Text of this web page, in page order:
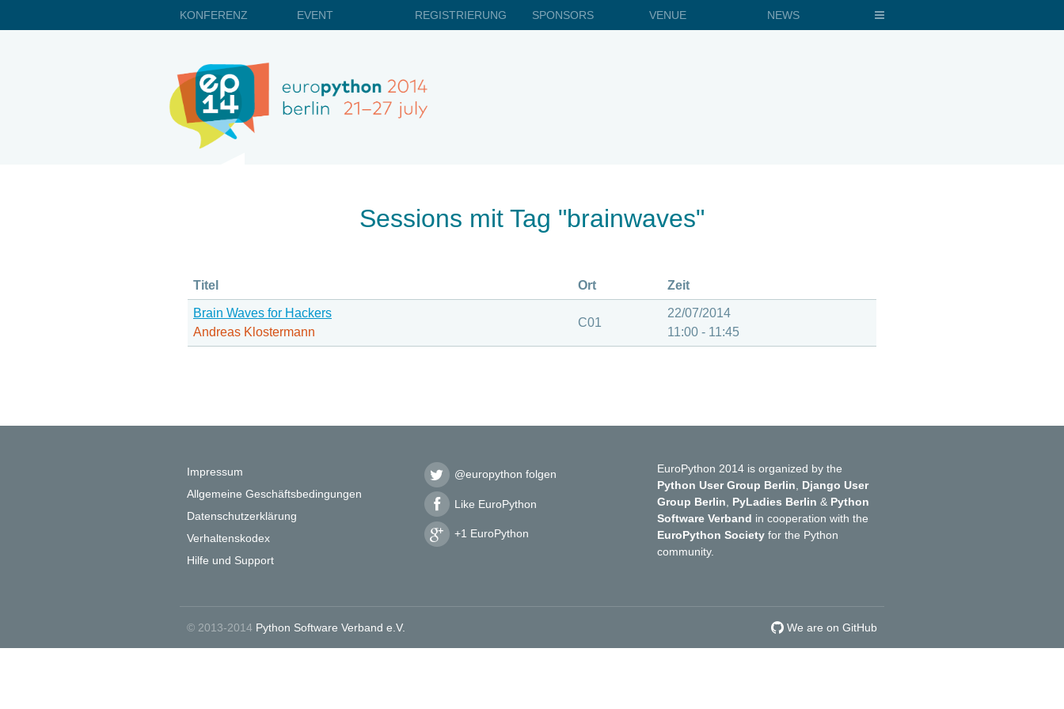
KONFERENZ EVENT REGISTRIERUNG SPONSORS VENUE NEWS
Sessions mit Tag "brainwaves"
Titel Ort Zeit
Brain Waves for Hackers
Andreas Klostermann
C01
22/07/2014
11:00 - 11:45
Impressum
Allgemeine Geschäftsbedingungen
Datenschutzerklärung
Verhaltenskodex
Hilfe und Support
@europython folgen
Like EuroPython
+1 EuroPython
EuroPython 2014 is organized by the
Python User Group Berlin
Django User
Group Berlin
PyLadies Berlin & Python
Software Verband in cooperation with the
EuroPython Societyfor the Python
community.
© 2013-2014 Python Software Verband e.V. We are on GitHub